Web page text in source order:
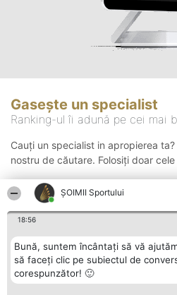
ȘOIMII Sportului
18:56
Bună, suntem încântați să vă
să faceți clic pe subiectul de
corespunzător! 🙂
Gasește un specialist
Ranking-ul îi adună pe cei mai
Cauți un specialist in apropierea
nostru de căutare. Folosiți doar